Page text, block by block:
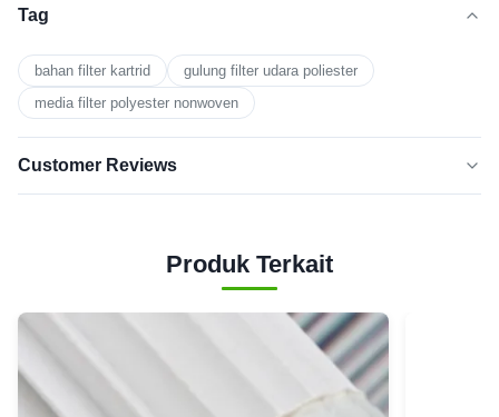
Tag
bahan filter kartrid
gulung filter udara poliester
media filter polyester nonwoven
Customer Reviews
5
BINTANG
3
Bintang
Bintang
Produk Terkait